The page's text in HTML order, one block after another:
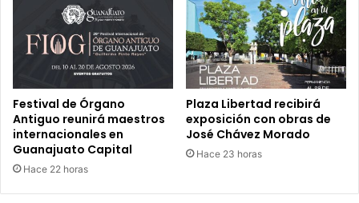
Festival de Órgano
Antiguo reunirá maestros
internacionales en
Guanajuato Capital
Hace 22 horas
Plaza Libertad recibirá
exposición con obras de
José Chávez Morado
Hace 23 horas